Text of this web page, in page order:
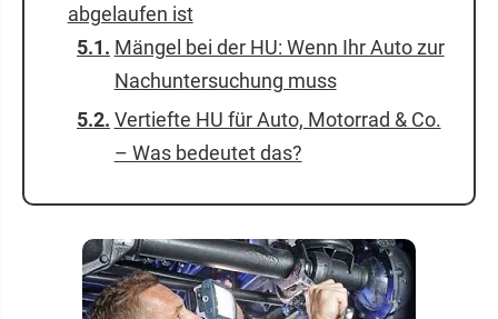
abgelaufen ist
Mängel bei der HU: Wenn Ihr Auto zur
Nachuntersuchung muss
Vertiefte HU für Auto, Motorrad & Co.
– Was bedeutet das?